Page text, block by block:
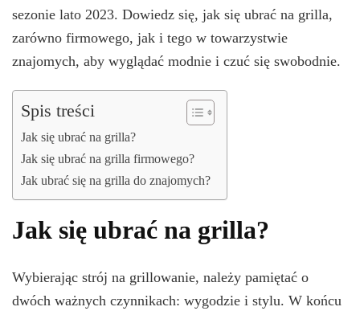
sezonie lato 2023. Dowiedz się, jak się ubrać na grilla,
zarówno firmowego, jak i tego w towarzystwie
znajomych, aby wyglądać modnie i czuć się swobodnie.
Spis treści
Jak się ubrać na grilla?
Jak się ubrać na grilla firmowego?
Jak ubrać się na grilla do znajomych?
Jak się ubrać na grilla?
Wybierając strój na grillowanie, należy pamiętać o
dwóch ważnych czynnikach: wygodzie i stylu. W końcu